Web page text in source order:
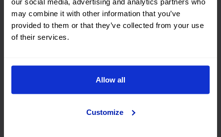
may combine it with other information that you’ve
provided to them or that they’ve collected from your use
of their services.
Allow all
Customize
Milano
Catania